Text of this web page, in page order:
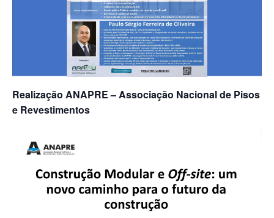
Realização ANAPRE – Associação Nacional de Pisos
e Revestimentos